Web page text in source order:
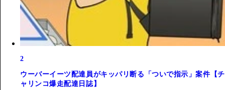
2
ウーバーイーツ配達員がキッパリ断る「ついで指示」案件【チ
ャリンコ爆走配達日誌】